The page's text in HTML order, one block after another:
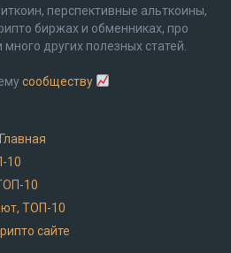
перспективные альткоины,
биржах и обменниках, про
много других полезных статей.
сообществу
10
10
ТОП-10
сайте